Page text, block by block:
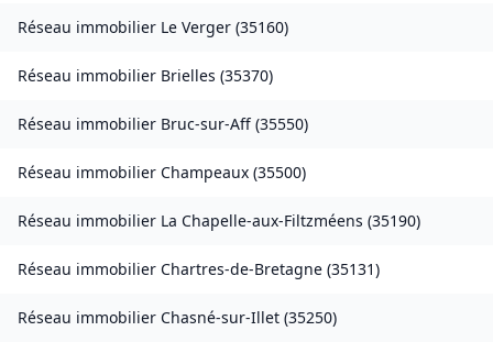
Réseau immobilier Le Verger (35160)
Réseau immobilier Brielles (35370)
Réseau immobilier Bruc-sur-Aff (35550)
Réseau immobilier Champeaux (35500)
Réseau immobilier La Chapelle-aux-Filtzméens (35190)
Réseau immobilier Chartres-de-Bretagne (35131)
Réseau immobilier Chasné-sur-Illet (35250)